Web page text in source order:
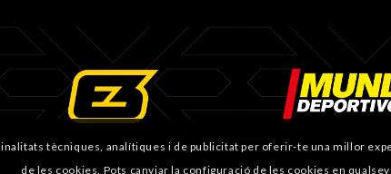
tècniques, analítiques i de publicitat per oferir-te una millor
de les cookies. Pots canviar la configuració de les cookies en